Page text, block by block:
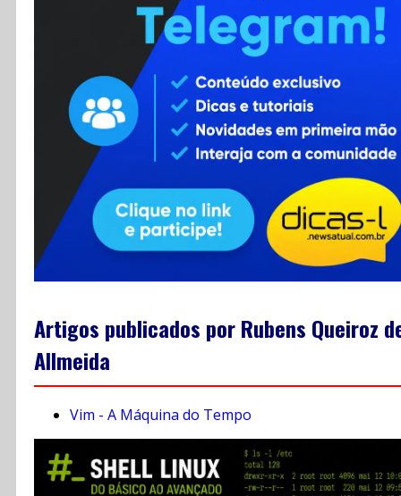
Contato
RSS
Artigos publicados por Rubens Queiroz
Allmeida
Vim - A Máquina do Tempo